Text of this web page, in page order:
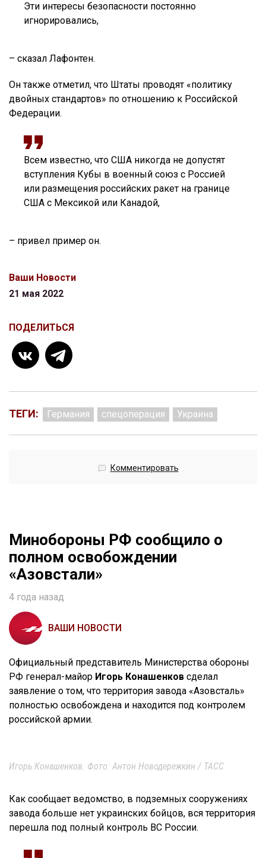
Эти интересы безопасности постоянно
игнорировались,
– сказал Лафонтен.
Он также отметил, что Штаты проводят «политику
двойных стандартов» по отношению к Российской
Федерации.
Всем известно, что США никогда не допустят
вступления Кубы в военный союз с Россией
или размещения российских ракет на границе
США с Мексикой или Канадой,
– привел пример он.
Ваши Новости
21 мая 2022
ПОДЕЛИТЬСЯ
ТЕГИ: Германия спецоперация Украина
Комментировать
Минобороны РФ сообщило о
полном освобождении
«Азовстали»
4 года назад
ВАШИ НОВОСТИ
Официальный представитель Министерства обороны
РФ генерал-майор Игорь Конашенков сделал
заявление о том, что территория завода «Азовсталь»
полностью освобождена и находится под контролем
российской армии.
Игорь Конашенков. Фото: Антон Новодережкин / ТАСС
Как сообщает ведомство, в подземных сооружениях
завода больше нет украинских бойцов, вся территория
перешла под полный контроль ВС России.